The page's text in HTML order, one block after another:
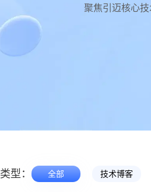
聚焦引迈核心
类型： 全部 技术博客